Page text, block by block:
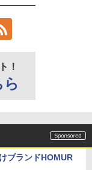
！
ブランドHOMUR